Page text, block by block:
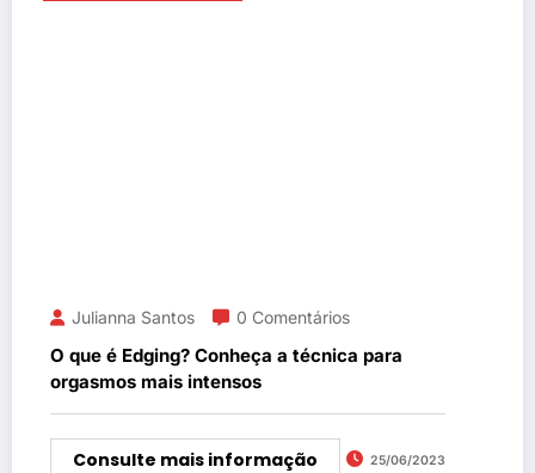
Julianna Santos 0 Comentários
O que é Edging? Conheça a técnica para
orgasmos mais intensos
Consulte mais informação 25/06/2023